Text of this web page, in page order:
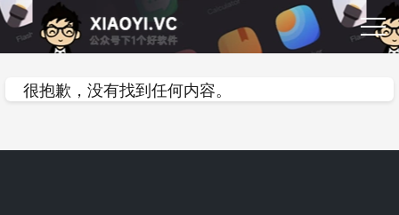
很抱歉，没有找到任何内容。